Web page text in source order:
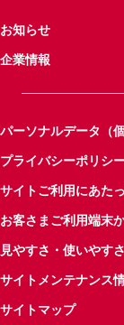
お知らせ
企業情報
パーソナルデータ（
プライバシーポリシ
サイトご利用にあた
お客さまご利用端末
見やすさ・使いやす
サイトメンテナンス
サイトマップ